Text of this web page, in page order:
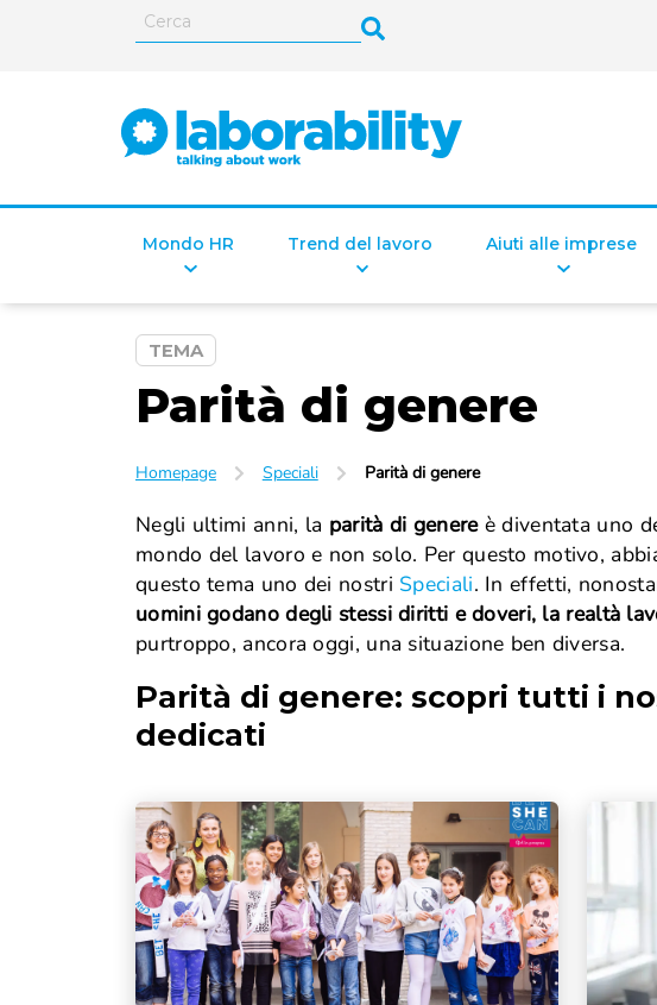
Mondo HR Trend del lavoro Aiuti alle imprese
TEMA
Parità di genere
Homepage Speciali Parità di genere
Negli ultimi anni, la parità di genereè diventata uno
mondo del lavoro e non solo. Per questo motivo,
questo tema uno dei nostri Speciali. In effetti,
uomini godano degli stessi diritti e doveri, la realtà
purtroppo, ancora oggi, una situazione ben diversa.
Parità di genere: scopri tutti i
dedicati